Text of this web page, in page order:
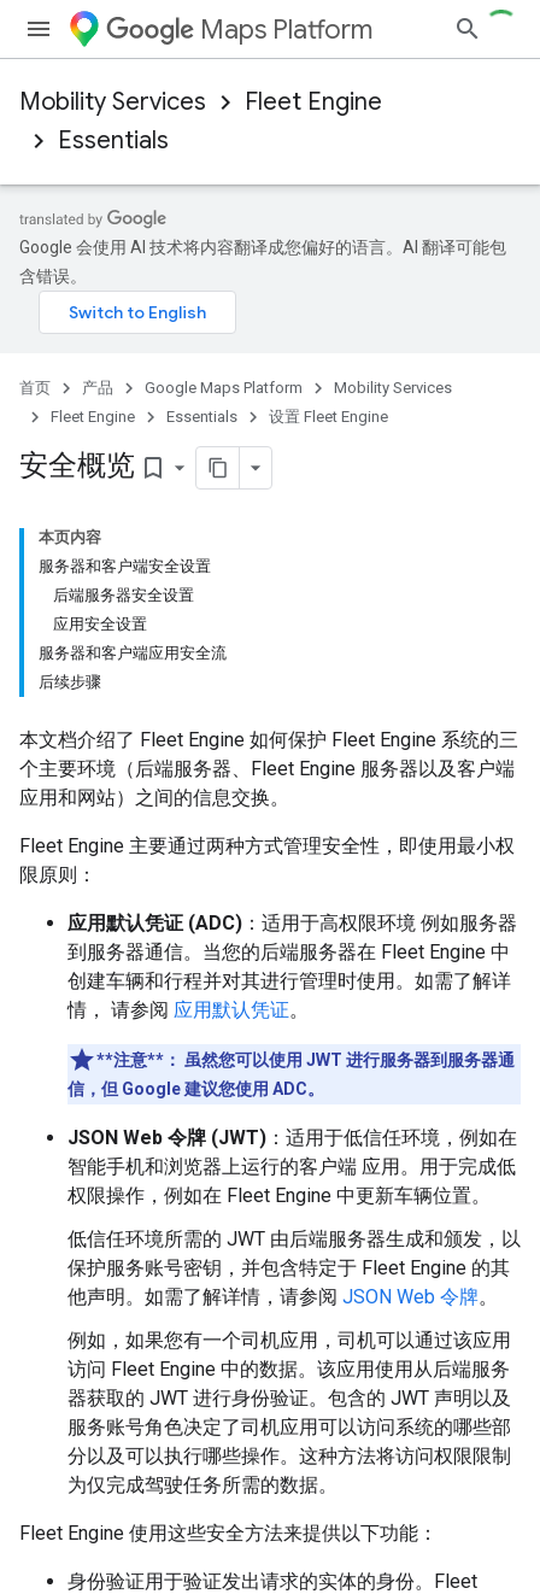
Maps Platform
Mobility Services
Fleet Engine
Essentials
Google 会使用 AI 技术将内容翻译成您偏好的语言。AI 翻译可能包
含错误。
首页 产品 Google Maps Platform
Mobility Services
Fleet Engine
Essentials 设置 Fleet Engine
安全概览 bookmark_border
本页内容
服务器和客户端安全设置
后端服务器安全设置
应用安全设置
服务器和客户端应用安全流
后续步骤
本文档介绍了 Fleet Engine 如何保护 Fleet Engine 系统的三
个主要环境（后端服务器、Fleet Engine 服务器以及客户端
应用和网站）之间的信息交换。
Fleet Engine 主要通过两种方式管理安全性，即使用最小权
限原则：
应用默认凭证 (ADC) ：适用于高权限环境 例如服务器
到服务器通信。当您的后端服务器在 Fleet Engine 中
创建车辆和行程并对其进行管理时使用。如需了解详
情， 请参阅 应用默认凭证。
**注意**： 虽然您可以使用 JWT 进行服务器到服务器通
信，但 Google 建议您使用 ADC。
JSON Web 令牌 (JWT) ：适用于低信任环境，例如在
智能手机和浏览器上运行的客户端 应用。用于完成低
权限操作，例如在 Fleet Engine 中更新车辆位置。
低信任环境所需的 JWT 由后端服务器生成和颁发，以
保护服务账号密钥，并包含特定于 Fleet Engine 的其
他声明。如需了解详情，请参阅 JSON Web 令牌。
例如，如果您有一个司机应用，司机可以通过该应用
访问 Fleet Engine 中的数据。该应用使用从后端服务
器获取的 JWT 进行身份验证。包含的 JWT 声明以及
服务账号角色决定了司机应用可以访问系统的哪些部
分以及可以执行哪些操作。这种方法将访问权限限制
为仅完成驾驶任务所需的数据。
Fleet Engine 使用这些安全方法来提供以下功能：
身份验证用于验证发出请求的实体的身份。Fleet